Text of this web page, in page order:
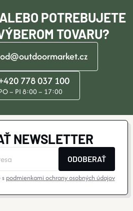
POTREBUJETE
TOVARU?
778 037 100
– PI 8:00 – 17:00
NEWSLETTER
ODOBERAŤ
podmienkami ochrany osobných údajov